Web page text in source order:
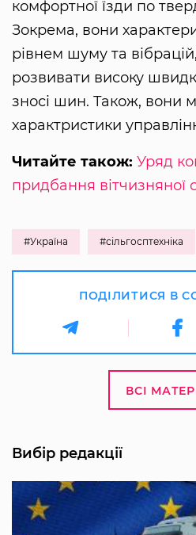
комфортної їзди по
Зокрема, вони
рівнем шуму та
розвивати високу
зносі шин. Також, вони
характристики
Читайте також: Уряд
придбання вітчизняної
#Україна #сільгосптехніка
ПОДІЛИТИСЯ В
ВСІ
Вибір редакції